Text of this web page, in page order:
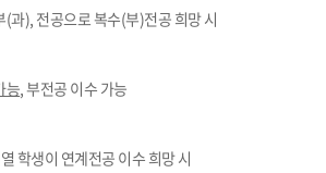
(과), 전공으로 복수(부)전공 희망 시
능 ,부전공 이수 가능
학생이 연계전공 이수 희망 시